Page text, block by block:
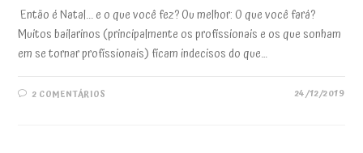
Então é Natal... e o que você fez? Ou melhor: O que você fará?
Muitos bailarinos (principalmente os profissionais e os que sonham
em se tornar profissionais) ficam indecisos do que…
2 COMENTÁRIOS 24/12/2019